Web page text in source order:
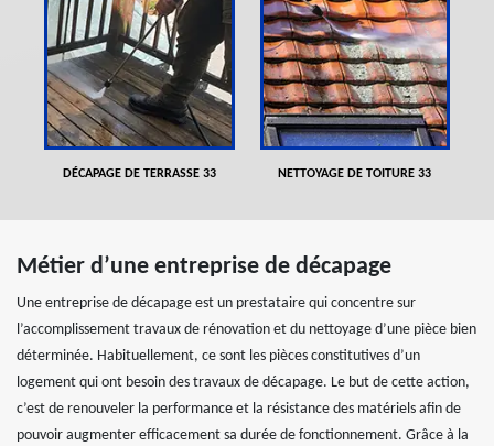
DÉCAPAGE DE TERRASSE 33 NETTOYAGE DE TOITURE 33
Métier d’une entreprise de décapage
Une entreprise de décapage est un prestataire qui concentre sur
l’accomplissement travaux de rénovation et du nettoyage d’une pièce bien
déterminée. Habituellement, ce sont les pièces constitutives d’un
logement qui ont besoin des travaux de décapage. Le but de cette action,
c’est de renouveler la performance et la résistance des matériels afin de
pouvoir augmenter efficacement sa durée de fonctionnement. Grâce à la